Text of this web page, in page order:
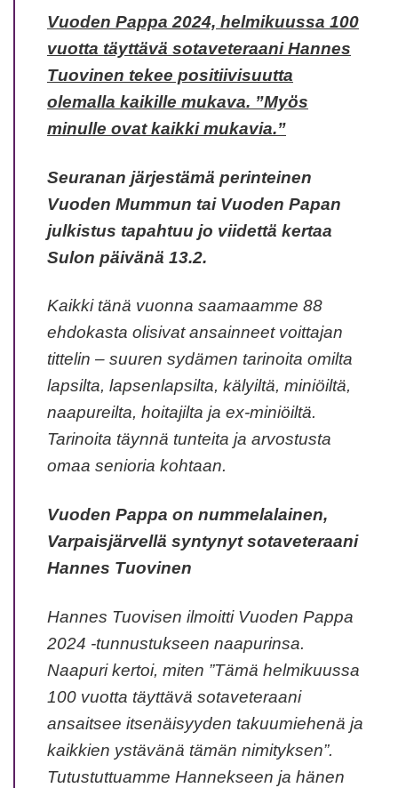
Vuoden Pappa 2024, helmikuussa 100
vuotta täyttävä sotaveteraani Hannes
Tuovinen tekee positiivisuutta
olemalla kaikille mukava. ”Myös
minulle ovat kaikki mukavia.”
Seuranan järjestämä perinteinen
Vuoden Mummun tai Vuoden Papan
julkistus tapahtuu jo viidettä kertaa
Sulon päivänä 13.2.
Kaikki tänä vuonna saamaamme 88
ehdokasta olisivat ansainneet voittajan
tittelin – suuren sydämen tarinoita omilta
lapsilta, lapsenlapsilta, kälyiltä, miniöiltä,
naapureilta, hoitajilta ja ex-miniöiltä.
Tarinoita täynnä tunteita ja arvostusta
omaa senioria kohtaan.
Vuoden Pappa on nummelalainen,
Varpaisjärvellä syntynyt sotaveteraani
Hannes Tuovinen
Hannes Tuovisen ilmoitti Vuoden Pappa
2024 -tunnustukseen naapurinsa.
Naapuri kertoi, miten ”Tämä helmikuussa
100 vuotta täyttävä sotaveteraani
ansaitsee itsenäisyyden takuumiehenä ja
kaikkien ystävänä tämän nimityksen”.
Tutustuttuamme Hannekseen ja hänen